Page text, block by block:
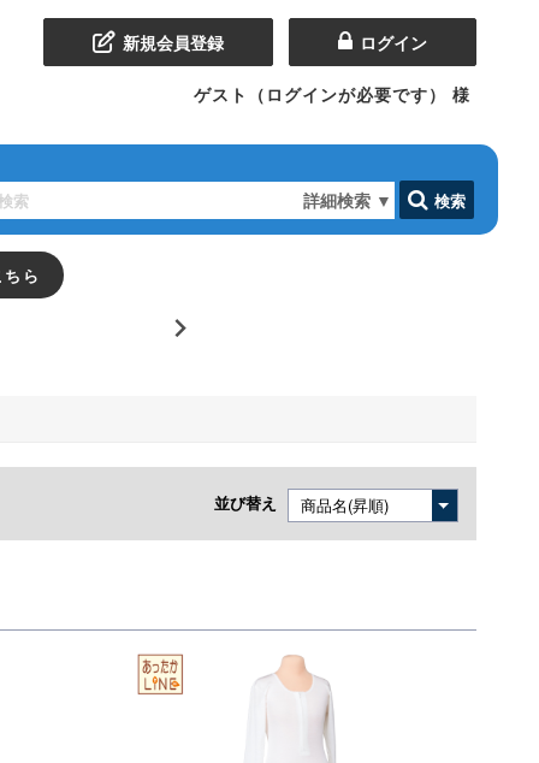
新規会員登録 ログイン
ゲスト（ログインが必要です） 様
詳細検索 ▼ 検索
ら
並び替え